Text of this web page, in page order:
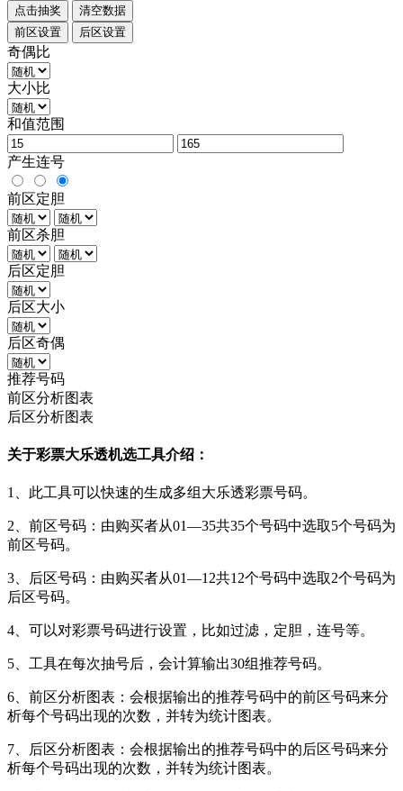
点击抽奖
清空数据
前区设置
后区设置
奇偶比
大小比
和值范围
产生连号
前区定胆
前区杀胆
后区定胆
后区大小
后区奇偶
推荐号码
前区分析图表
后区分析图表
关于彩票大乐透机选工具介绍：
1、此工具可以快速的生成多组大乐透彩票号码。
2、前区号码：由购买者从01—35共35个号码中选取5个号码为
前区号码。
3、后区号码：由购买者从01—12共12个号码中选取2个号码为
后区号码。
4、可以对彩票号码进行设置，比如过滤，定胆，连号等。
5、工具在每次抽号后，会计算输出30组推荐号码。
6、前区分析图表：会根据输出的推荐号码中的前区号码来分
析每个号码出现的次数，并转为统计图表。
7、后区分析图表：会根据输出的推荐号码中的后区号码来分
析每个号码出现的次数，并转为统计图表。